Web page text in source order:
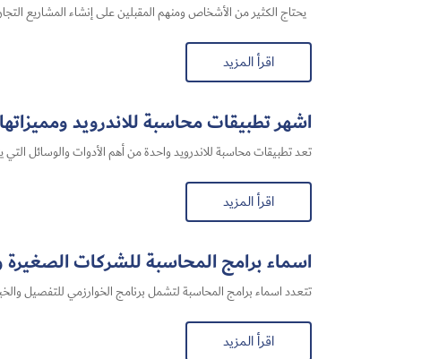
يحتاج الكثير من الأشخاص ومنهم المقبلين على إنشاء المشاريع
اقرأ المزيد
اشهر تطبيقات محاسبة للاندرويد ومميزاتها
تعد تطبيقات محاسبة للاندرويد واحدة من أهم الأدوات والوسائل التي
اقرأ المزيد
اسماء برامج المحاسبة للشركات
تتعدد اسماء برامج المحاسبة لتشمل برنامج الخوارزمي للتفصيل
اقرأ المزيد